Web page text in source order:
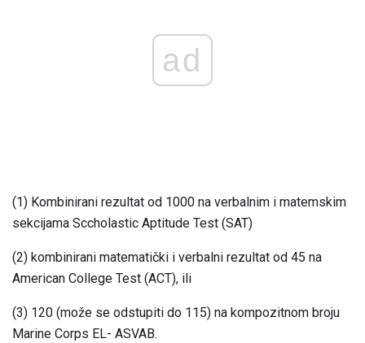
ad
(1) Kombinirani rezultat od 1000 na verbalnim i matemskim
sekcijama Sccholastic Aptitude Test (SAT)
(2) kombinirani matematički i verbalni rezultat od 45 na
American College Test (ACT), ili
(3) 120 (može se odstupiti do 115) na kompozitnom broju
Marine Corps EL- ASVAB.